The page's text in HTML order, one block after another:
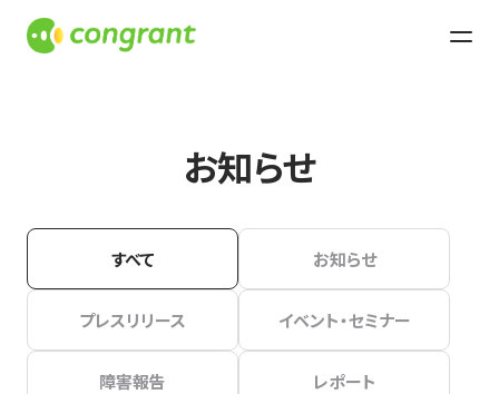
お知らせ
すべて お知らせ
プレスリリース イベント・セミナー
障害報告 レポート